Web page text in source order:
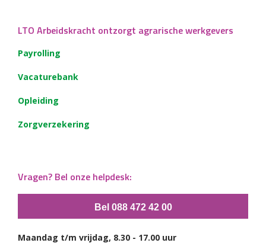
LTO Arbeidskracht ontzorgt agrarische werkgevers
Payrolling
Vacaturebank
Opleiding
Zorgverzekering
Vragen? Bel onze helpdesk:
Bel 088 472 42 00
Maandag t/m vrijdag, 8.30 - 17.00 uur